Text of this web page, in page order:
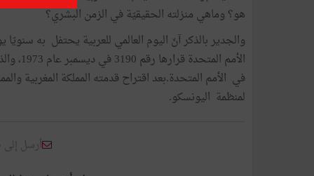
هو؟ وماهي منزلته الحقيقيّة في الزمن البشري؟
الأمم
لمنظمة اليونسكو.
أرسل